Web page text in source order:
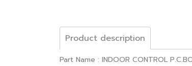
Product description
Part Name : INDOOR CONTROL